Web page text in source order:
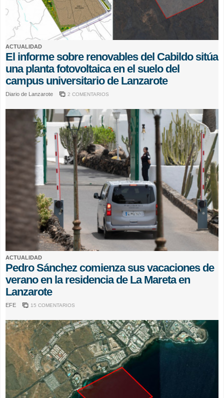
ACTUALIDAD
El informe sobre renovables del Cabildo sitúa
una planta fotovoltaica en el suelo del
campus universitario de Lanzarote
Diario de Lanzarote 2 COMENTARIOS
ACTUALIDAD
Pedro Sánchez comienza sus vacaciones de
verano en la residencia de La Mareta en
Lanzarote
EFE 15 COMENTARIOS